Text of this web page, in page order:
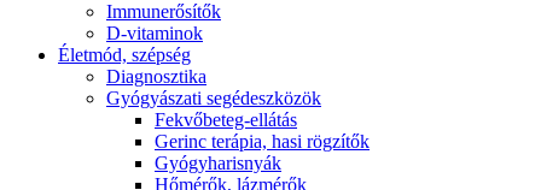
Immunerősítők
D-vitaminok
Életmód, szépség
Diagnosztika
Gyógyászati segédeszközök
Fekvőbeteg-ellátás
Gerinc terápia, hasi rögzítők
Gyógyharisnyák
Hőmérők, lázmérők